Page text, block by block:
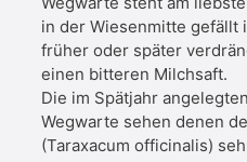
in der Wiesenmitte
früher oder später
einen bitteren Milchsaft.
Die im Spätjahr
Wegwarte sehen denen
(Taraxacum officinalis)